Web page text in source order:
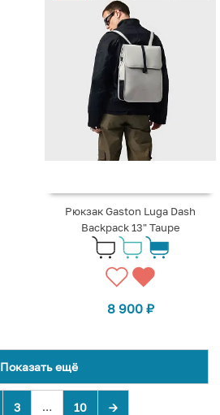
Рюкзак Gaston Luga Dash
Backpack 13" Taupe
8 900 ₽
Показать ещё
3 … 10 →